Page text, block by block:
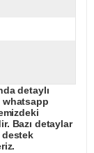
detaylı
whatsapp
Bazı detaylar
destek